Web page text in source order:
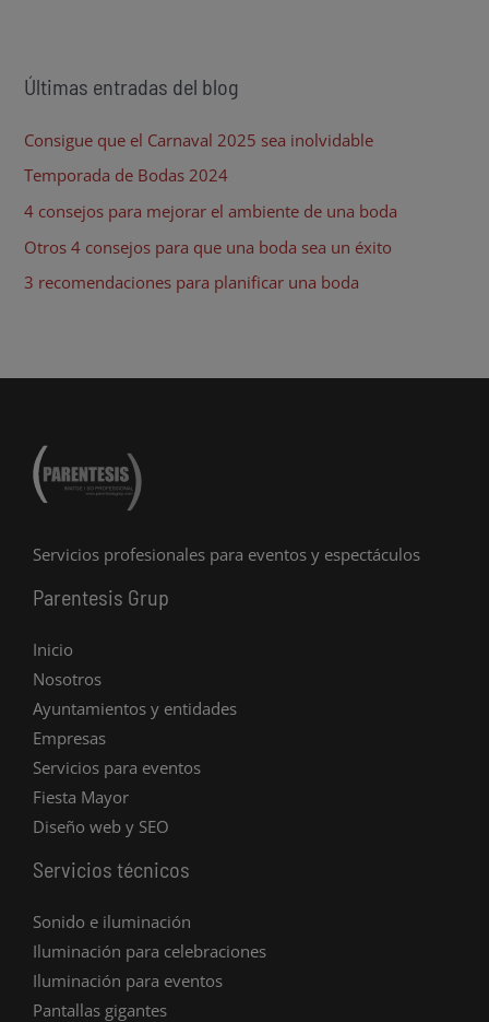
Últimas entradas del blog
Consigue que el Carnaval 2025 sea inolvidable
Temporada de Bodas 2024
4 consejos para mejorar el ambiente de una boda
Otros 4 consejos para que una boda sea un éxito
3 recomendaciones para planificar una boda
Servicios profesionales para eventos y espectáculos
Parentesis Grup
Inicio
Nosotros
Ayuntamientos y entidades
Empresas
Servicios para eventos
Fiesta Mayor
Diseño web y SEO
Servicios técnicos
Sonido e iluminación
Iluminación para celebraciones
Iluminación para eventos
Pantallas gigantes